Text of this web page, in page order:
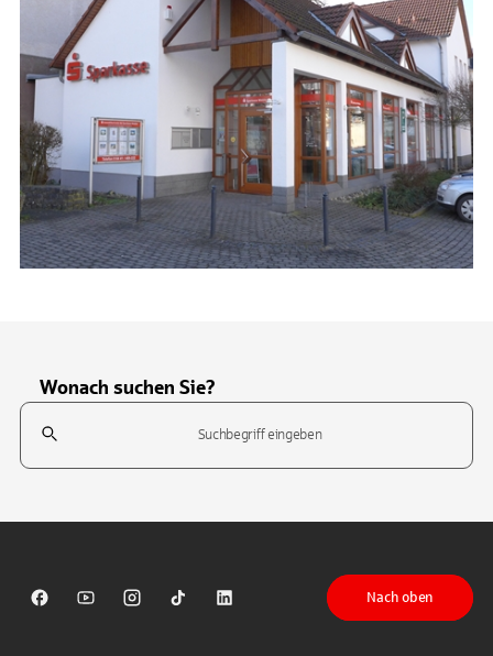
Wonach suchen Sie?
Suchfeld
Sparkasse auf Facebook
Sparkasse auf Youtube
Sparkasse auf Instagram
Sparkasse auf TikTok
Sparkasse auf LinkedIn
Nach oben